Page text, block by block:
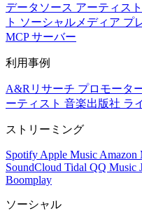
データソース アーティス
ト ソーシャルメディア プ
MCP サーバー
利用事例
A&Rリサーチ プロモータ
ーティスト 音楽出版社 ラ
ストリーミング
Spotify Apple Music Amazon
SoundCloud Tidal QQ Music
Boomplay
ソーシャル